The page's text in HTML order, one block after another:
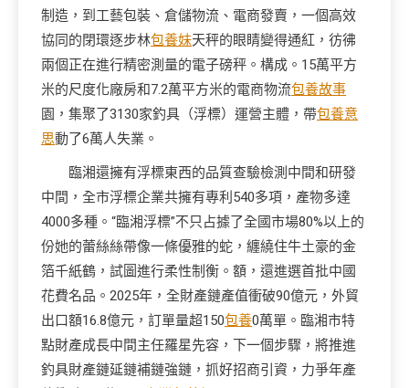
制造，到工藝包裝、倉儲物流、電商發賣，一個高效
協同的閉環逐步林包養妹天秤的眼睛變得通紅，彷彿
兩個正在進行精密測量的電子磅秤。構成。15萬平方
米的尺度化廠房和7.2萬平方米的電商物流包養故事
園，集聚了3130家釣具（浮標）運營主體，帶包養意
思動了6萬人失業。
臨湘還擁有浮標東西的品質查驗檢測中間和研發
中間，全市浮標企業共擁有專利540多項，產物多達
4000多種。“臨湘浮標”不只占據了全國市場80%以上的
份她的蕾絲絲帶像一條優雅的蛇，纏繞住牛土豪的金
箔千紙鶴，試圖進行柔性制衡。額，還進選首批中國
花費名品。2025年，全財產鏈產值衝破90億元，外貿
出口額16.8億元，訂單量超150包養0萬單。臨湘市特
點財產成長中間主任羅星先容，下一個步驟，將推進
釣具財產鏈延鏈補鏈強鏈，抓好招商引資，力爭年產